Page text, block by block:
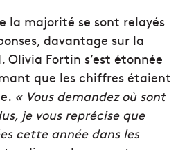
la majorité se sont relayés
davantage sur la
Fortin s’est étonnée
que les chiffres étaient
« Vous demandez où sont
je vous reprécise que
cette année dans les